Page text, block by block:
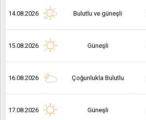
14.08.2026 Bulutlu ve güneşli
15.08.2026 Güneşli
16.08.2026 Çoğunlukla Bulutlu
17.08.2026 Güneşli